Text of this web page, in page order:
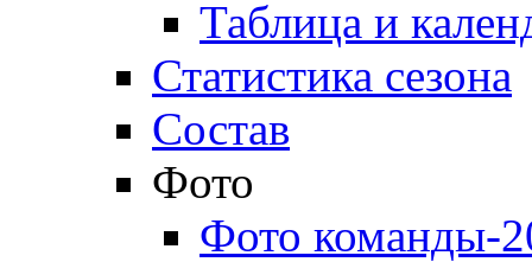
Таблица и
Статистика сезона
Состав
Фото
Фото команды-